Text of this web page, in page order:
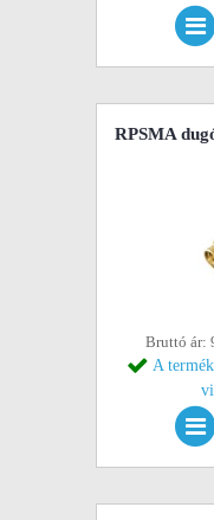
RPSMA
Bruttó ár:
A